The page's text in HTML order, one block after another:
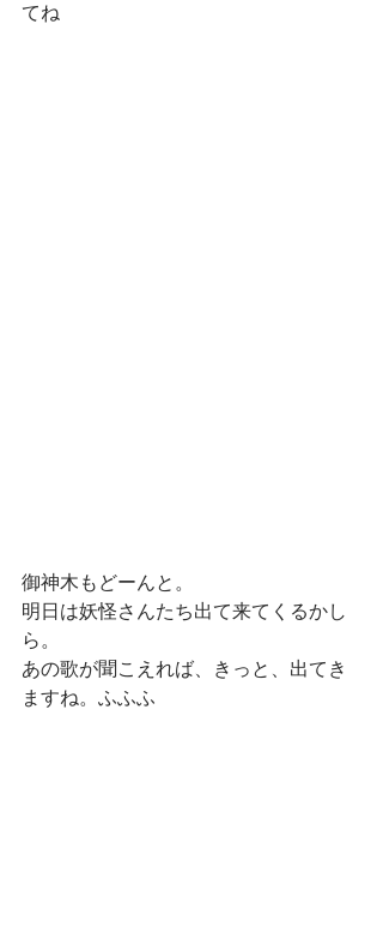
てね
御神木もどーんと。
明日は妖怪さんたち出て来てくるかし
ら。
あの歌が聞こえれば、きっと、出てき
ますね。ふふふ